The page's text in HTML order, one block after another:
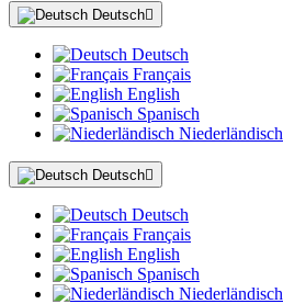
Deutsch
Deutsch
Français
English
Spanisch
Niederländisch
Deutsch
Deutsch
Français
English
Spanisch
Niederländisch